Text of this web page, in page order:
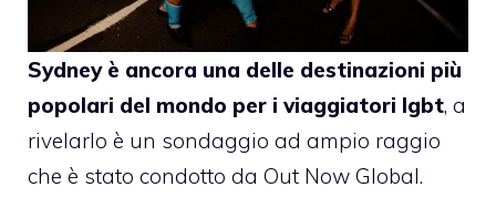
Sydney è ancora una delle destinazioni più
popolari del mondo per i viaggiatori lgbt, a
rivelarlo è un sondaggio ad ampio raggio
che è stato condotto da Out Now Global.